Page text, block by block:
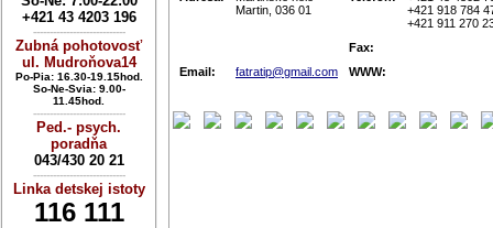
+421 43 4203 196
----------------------------
Zubná pohotovosť
ul. Mudroňova14
Po-Pia: 16.30-19.15hod.
So-Ne-Svia: 9.00-
11.45hod.
----------------------------
Ped.- psych.
poradňa
043/430 20 21
----------------------------
Linka detskej istoty
116 111
Martin, 036 01
+421 918 784
+421 911 270
Fax:
Email:
fatratip@gmail.com WWW: